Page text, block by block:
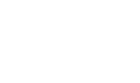
连接和垃圾邮件的攻击，响应缓慢，请各位网